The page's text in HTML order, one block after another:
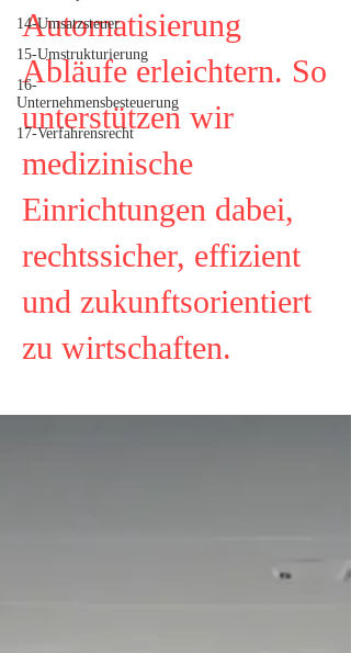
14-Umsatzsteuer
15-Umstrukturierung
16-
Unternehmensbesteuerung
17-Verfahrensrecht
Automatisierung
Abläufe erleichtern. So
unterstützen wir
medizinische
Einrichtungen dabei,
rechtssicher, effizient
und zukunftsorientiert
zu wirtschaften.